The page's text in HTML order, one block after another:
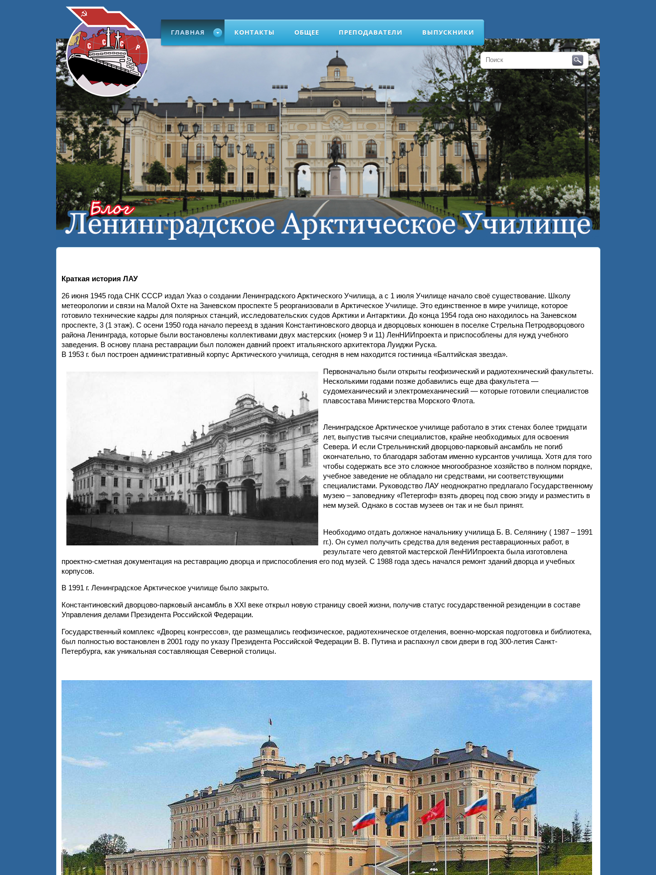
ГЛАВНАЯ КОНТАКТЫ ОБЩЕЕ ПРЕПОДАВАТЕЛИ ВЫПУСКНИКИ
Краткая история ЛАУ
26 июня 1945 года СНК СССР издал Указ о создании Ленинградского Арктического Училища, а с 1 июля Училище начало своё существование. Школу
метеорологии и связи на Малой Охте на Заневском проспекте 5 реорганизовали в Арктическое Училище. Это единственное в мире училище, которое
готовило технические кадры для полярных станций, исследовательских судов Арктики и Антарктики. До конца 1954 года оно находилось на Заневском
проспекте, 3 (1 этаж). С осени 1950 года начало переезд в здания Константиновского дворца и дворцовых конюшен в поселке Стрельна Петродворцового
района Ленинграда, которые были востановлены коллективами двух мастерских (номер 9 и 11) ЛенНИИпроекта и приспособлены для нужд учебного
заведения. В основу плана реставрации был положен давний проект итальянского архитектора Луиджи Руска.
В 1953 г. был построен административный корпус Арктического училища, сегодня в нем находится гостиница «Балтийская звезда».
Первоначально были открыты геофизический и радиотехнический факультеты.
Несколькими годами позже добавились еще два факультета —
судомеханический и электромеханический — которые готовили специалистов
плавсостава Министерства Морского Флота.
Ленинградское Арктическое училище работало в этих стенах более тридцати
лет, выпустив тысячи специалистов, крайне необходимых для освоения
Севера. И если Стрельнинский дворцово-парковый ансамбль не погиб
окончательно, то благодаря заботам именно курсантов училища. Хотя для того
чтобы содержать все это сложное многообразное хозяйство в полном порядке,
учебное заведение не обладало ни средствами, ни соответствующими
специалистами. Руководство ЛАУ неоднократно предлагало Государственному
музею – заповеднику «Петергоф» взять дворец под свою эгиду и разместить в
нем музей. Однако в состав музеев он так и не был принят.
Необходимо отдать должное начальнику училища Б. В. Селянину ( 1987 – 1991
гг.). Он сумел получить средства для ведения реставрационных работ, в
результате чего девятой мастерской ЛенНИИпроекта была изготовлена
проектно-сметная документация на реставрацию дворца и приспособления его под музей. С 1988 года здесь начался ремонт зданий дворца и учебных
корпусов.
В 1991 г. Ленинградское Арктическое училище было закрыто.
Константиновский дворцово-парковый ансамбль в XXI веке открыл новую страницу своей жизни, получив статус государственной резиденции в составе
Управления делами Президента Российской Федерации.
Государственный комплекс «Дворец конгрессов», где размещались геофизическое, радиотехническое отделения, военно-морская подготовка и библиотека,
был полностью востановлен в 2001 году по указу Президента Российской Федерации В. В. Путина и распахнул свои двери в год 300-летия Санкт-
Петербурга, как уникальная составляющая Северной столицы.